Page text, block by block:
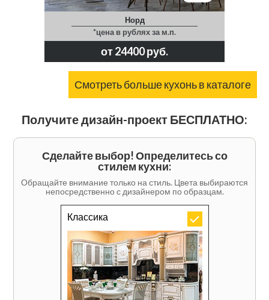
Норд
*цена в рублях за м.п.
от 24400 руб.
Смотреть больше кухонь в каталоге
Получите дизайн-проект БЕСПЛАТНО:
Сделайте выбор! Определитесь со
стилем кухни:
Обращайте внимание только на стиль. Цвета выбираются
непосредственно с дизайнером по образцам.
Классика